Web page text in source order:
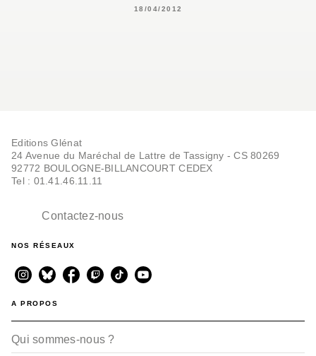
18/04/2012
Editions Glénat
24 Avenue du Maréchal de Lattre de Tassigny - CS 80269
92772 BOULOGNE-BILLANCOURT CEDEX
Tel : 01.41.46.11.11
Contactez-nous
NOS RÉSEAUX
A PROPOS
Qui sommes-nous ?